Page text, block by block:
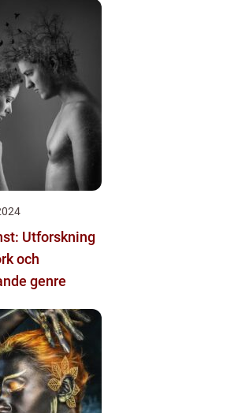
Utforskning
och
genre